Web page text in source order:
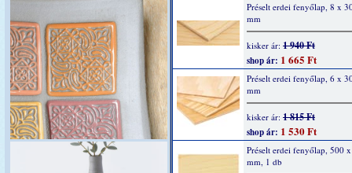
Préselt erdei fenyőlap, 8 x
mm
kisker ár: 1 940 Ft
shop ár: 1 665 Ft
Préselt erdei fenyőlap, 6 x
mm
kisker ár: 1 815 Ft
shop ár: 1 530 Ft
Préselt erdei fenyőlap, 500
mm, 1 db